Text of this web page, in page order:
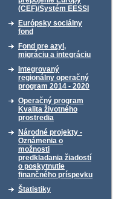
(CEF)/Systém EESSI
Európsky sociálny
fond
Fond pre azyl,
migráciu a integráciu
Integrovaný
regionálny operačný
program 2014 - 2020
Operačný program
Kvalita životného
prostredia
Národné projekty -
Oznámenia o
možnosti
predkladania žiadostí
o poskytnutie
finančného príspevku
Štatistiky